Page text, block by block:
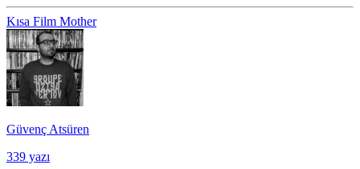
Kısa Film Mother
Güvenç Atsüren
339 yazı